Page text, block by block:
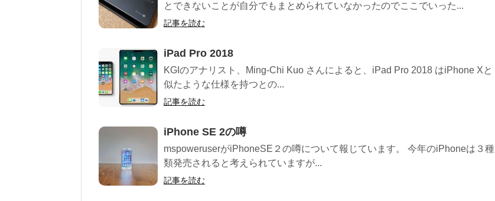
とできないことが自分でもまとめられていなかったのでここでいった...
記事を読む
iPad Pro 2018
KGIのアナリスト、Ming-Chi Kuo さんによると、iPad Pro 2018 はiPhone Xと
似たような仕様を持つとの...
記事を読む
iPhone SE 2の噂
mspoweruserがiPhoneSE２の噂について報じています。 今年のiPhoneは３種
類発売されると考えられていますが...
記事を読む